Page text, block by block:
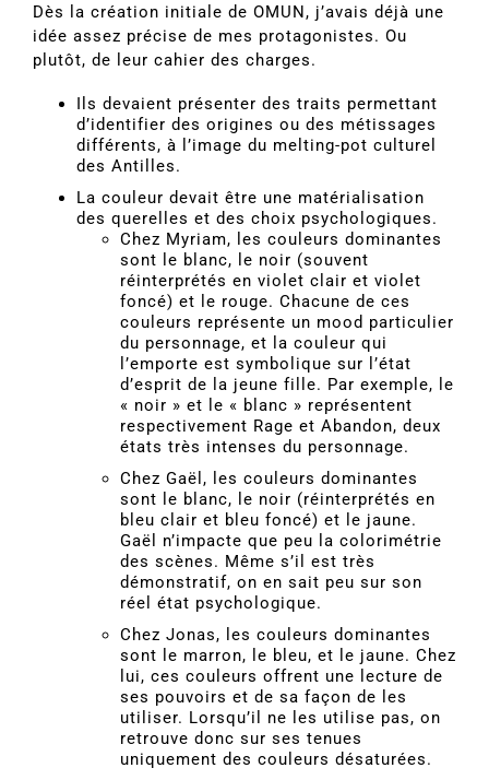
Dès la création initiale de OMUN, j’avais déjà une
idée assez précise de mes protagonistes. Ou
plutôt, de leur cahier des charges.
Ils devaient présenter des traits permettant
d’identifier des origines ou des métissages
différents, à l’image du melting-pot culturel
des Antilles.
La couleur devait être une matérialisation
des querelles et des choix psychologiques.
Chez Myriam, les couleurs dominantes
sont le blanc, le noir (souvent
réinterprétés en violet clair et violet
foncé) et le rouge. Chacune de ces
couleurs représente un mood particulier
du personnage, et la couleur qui
l’emporte est symbolique sur l’état
d’esprit de la jeune fille. Par exemple, le
« noir » et le « blanc » représentent
respectivement Rage et Abandon, deux
états très intenses du personnage.
Chez Gaël, les couleurs dominantes
sont le blanc, le noir (réinterprétés en
bleu clair et bleu foncé) et le jaune.
Gaël n’impacte que peu la colorimétrie
des scènes. Même s’il est très
démonstratif, on en sait peu sur son
réel état psychologique.
Chez Jonas, les couleurs dominantes
sont le marron, le bleu, et le jaune. Chez
lui, ces couleurs offrent une lecture de
ses pouvoirs et de sa façon de les
utiliser. Lorsqu’il ne les utilise pas, on
retrouve donc sur ses tenues
uniquement des couleurs désaturées.